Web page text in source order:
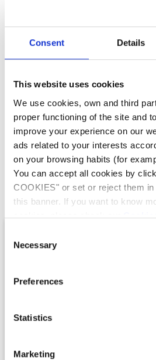
Consent Details
This website uses cookies
We use cookies, own and third
proper functioning of the site and
improve your experience on our
ads related to your interests
on your browsing habits (for
You can accept all cookies by
COOKIES" or set or reject them
this banner. If you want to know
Selection
Necessary
Preferences
Statistics
Marketing
Taille piscine: 8x4m
Filtre : 2L
Nettoie le
Notre
Robots Électriques